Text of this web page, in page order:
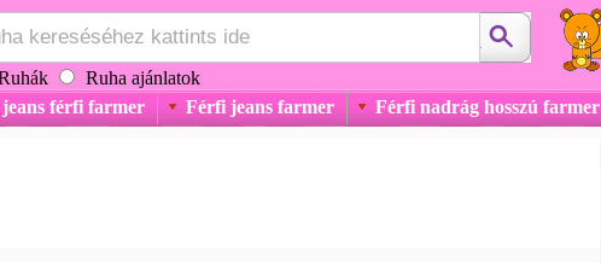
Ruha ajánlatok
férfi farmer Férfi jeans farmer Férfi nadrág hosszú farmer